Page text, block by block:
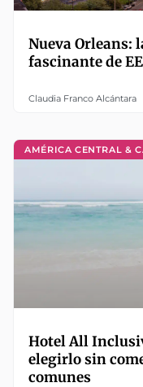
Nueva Orleans:
fascinante de
Claudia Franco Alcántara
AMÉRICA CENTRAL &
Hotel All
elegirlo sin
comunes